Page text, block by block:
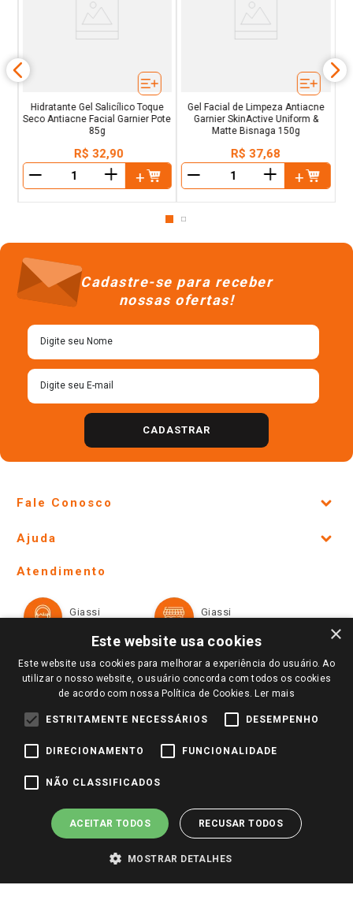
Hidratante Gel Salicílico Toque
Seco Antiacne Facial Garnier Pote
85g
R$ 32,90
＋
Gel Facial de Limpeza Antiacne
Garnier SkinActive Uniform &
Matte Bisnaga 150g
R$ 37,68
＋
Cadastre-se para receber
nossas ofertas!
CADASTRAR
Fale Conosco
Lojas Físicas e Horários
Ofertas
Televendas
Notícias
Perguntas frequentes
Identidade Visual
Ajuda
Formas de Pagamento
Trocas e Devoluções
Atendimento
Giassi
Giassi
Redes Sociais
Pagamento e Segurança
×
Este website usa cookies
Este website usa cookies para melhorar a experiência do usuário. Ao
utilizar o nosso website, o usuário concorda com todos os cookies
de acordo com nossa Política de Cookies. Ler mais
ESTRITAMENTE NECESSÁRIOS DESEMPENHO
DIRECIONAMENTO FUNCIONALIDADE
NÃO CLASSIFICADOS
ACEITAR TODOS RECUSAR TODOS
MOSTRAR DETALHES